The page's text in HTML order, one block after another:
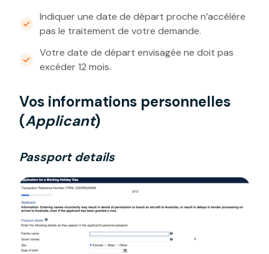
Indiquer une date de départ proche n’accélère
pas le traitement de votre demande.
Votre date de départ envisagée ne doit pas
excéder 12 mois.
Vos informations personnelles
(Applicant)
Passport details